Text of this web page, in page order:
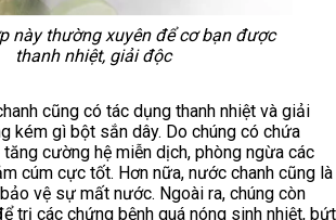
này thường xuyên để cơ bạn được
thanh nhiệt, giải độc
cũng có tác dụng thanh nhiệt và giải
kém gì bột sắn dây. Do chúng có chứa
cường hệ miễn dịch, phòng ngừa các
cúm cực tốt. Hơn nữa, nước chanh cũng là
vệ sự mất nước. Ngoài ra, chúng còn
trị các chứng bệnh quá nóng sinh nhiệt, bứt